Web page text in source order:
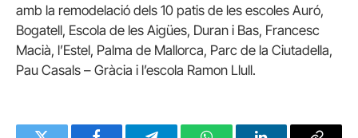
amb la remodelació dels 10 patis de les escoles Auró,
Bogatell, Escola de les Aigües, Duran i Bas, Francesc
Macià, l’Estel, Palma de Mallorca, Parc de la Ciutadella,
Pau Casals – Gràcia i l’escola Ramon Llull.